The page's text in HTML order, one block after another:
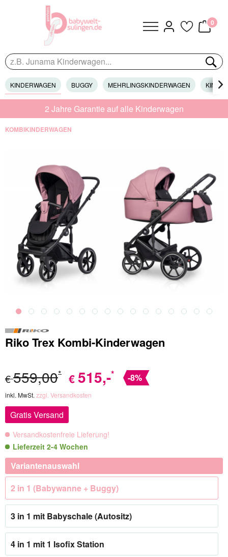
0
KINDERWAGEN BUGGY MEHRLINGSKINDERWAGEN 
2 Jahre Garantie auf alle Kinderwagen
KOMBIKINDERWAGEN
Riko Trex Kombi-Kinderwagen
€559,00* € 515,-* -8%
inkl. MwSt. zzgl. Versandkosten
Gratis Versand
Versandkostenfreie Lieferung!
Lieferzeit 2-4 Wochen
Variantenauswahl
2 in 1 (Babywanne + Buggy)
3 in 1 mit Babyschale (Autositz)
4 in 1 mit 1 Isofix Station